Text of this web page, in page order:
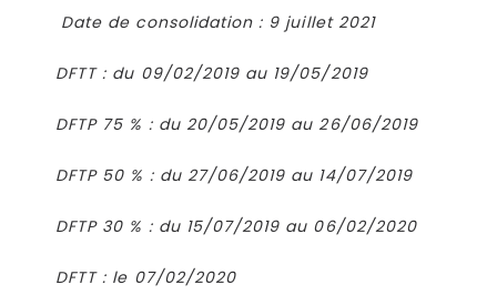
Date de consolidation : 9 juillet 2021
DFTT : du 09/02/2019 au 19/05/2019
DFTP 75 % : du 20/05/2019 au 26/06/2019
DFTP 50 % : du 27/06/2019 au 14/07/2019
DFTP 30 % : du 15/07/2019 au 06/02/2020
DFTT : le 07/02/2020